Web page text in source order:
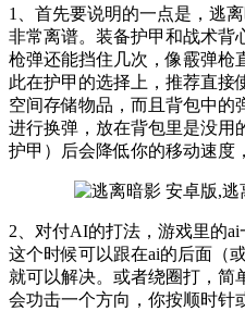
1、首先要说明的一点是，逃
非常离谱。装备护甲和战术背
枪弹还能挡住几次，像霰弹枪
此在护甲的选择上，推荐直接
空间存储物品，而且背包中的
进行换弹，放在背包里是没用
护甲）后会降低你的移动速度
2、对付AI的打法，游戏里的ai
这个时候可以跟在ai的后面（
就可以解决。或者绕圈打，简
会功击一个方向，你按顺时针